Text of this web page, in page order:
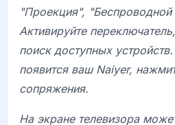
"Проекция", "Беспроводной
Активируйте
поиск доступных
появится ваш Naiyer,
сопряжения.
На экране телевизора